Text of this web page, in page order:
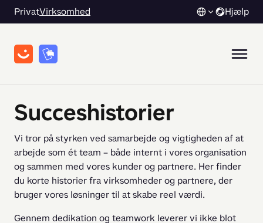
PrivatVirksomhed Hjælp
Succeshistorier
Vi tror på styrken ved samarbejde og vigtigheden af at
arbejde som ét team – både internt i vores organisation
og sammen med vores kunder og partnere. Her finder
du korte historier fra virksomheder og partnere, der
bruger vores løsninger til at skabe reel værdi.
Gennem dedikation og teamwork leverer vi ikke blot